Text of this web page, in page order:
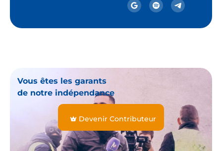
Vous êtes les garants
de notre indépendance
Devenir Contributeur